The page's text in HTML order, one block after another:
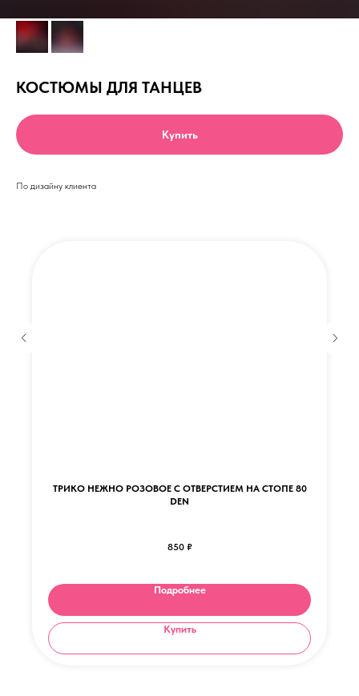
КОСТЮМЫ ДЛЯ ТАНЦЕВ
Купить
По дизайну клиента
ТРИКО НЕЖНО РОЗОВОЕ С ОТВЕРСТИЕМ НА СТОПЕ 80
DEN
850 ₽
Подробнее
Купить